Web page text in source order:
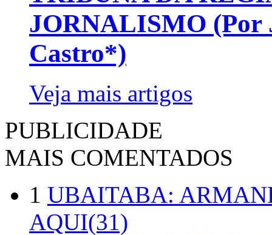
JORNALISMO (Por
Castro*)
Veja mais artigos
PUBLICIDADE
MAIS COMENTADOS
1 UBAITABA:
AQUI(31)